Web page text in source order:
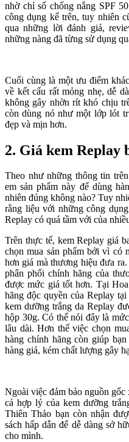
nhờ chỉ số chống nắng SPF
công dụng kể trên, tuy nhiên
qua những lời đánh giá,
những nàng đã từng sử dụng
Cuối cùng là một ưu điểm
về kết cấu rất mỏng nhẹ, dễ
không gây nhờn rít khó chịu
còn dùng nó như một lớp lót
đẹp và mịn hơn.
2. Giá kem Replay
Theo như những thông tin
em sản phẩm này để dùng
nhiên đúng không nào? Tuy
rằng liệu với những công
Replay có quá tầm với của
Trên thực tế, kem Replay giá
chọn mua sản phẩm bởi vì có
hơn giá mà thương hiệu đưa
phân phối chính hãng của
được mức giá tốt hơn. Tại
hãng độc quyền của Replay
kem dưỡng trắng da Replay
hộp 30g. Có thể nói đây là
lâu dài. Hơn thế việc chọn
hàng chính hãng còn giúp
hàng giả, kém chất lượng gây
Ngoài việc đảm bảo nguồn
cả hợp lý của kem dưỡng
Thiên Thảo bạn còn nhận
sách hấp dẫn để dễ dàng sở
cho mình.